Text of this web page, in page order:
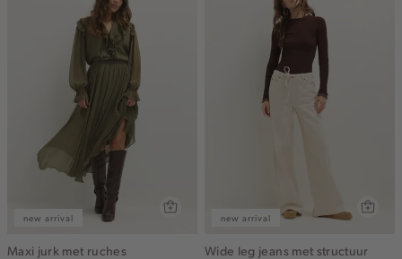
new arrival
Maxi jurk met ruches
new arrival
Wide leg jeans met structuur